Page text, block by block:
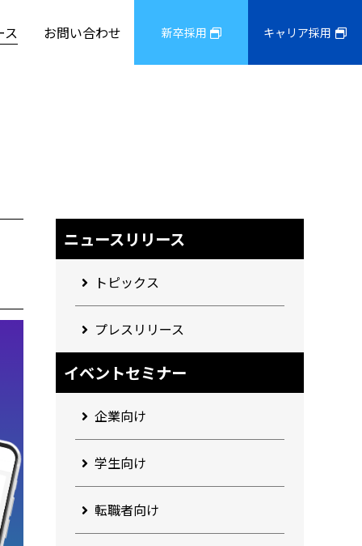
ス お問い合わせ 新卒採用 キャリア採用
ニュースリリース
トピックス
プレスリリース
イベントセミナー
企業向け
学生向け
転職者向け